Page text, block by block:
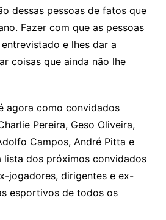
dessas pessoas de fatos que
Fazer com que as pessoas
e lhes dar a
coisas que ainda não lhe
agora como convidados
Pereira, Geso Oliveira,
Campos, André Pitta e
lista dos próximos convidados
jogadores, dirigentes e ex-
esportivos de todos os